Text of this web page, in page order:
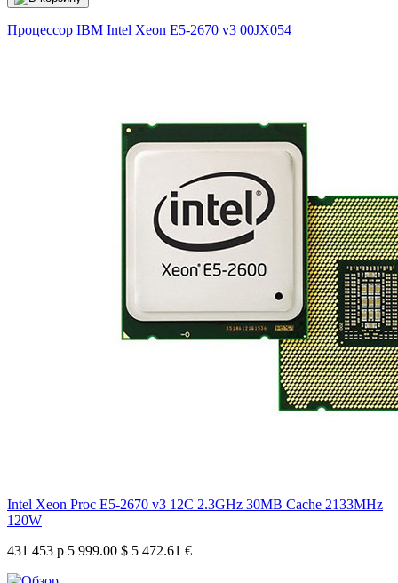
Процессор IBM Intel Xeon E5-2670 v3 00JX054
Intel Xeon Proc E5-2670 v3 12C 2.3GHz 30MB Cache 2133MHz
120W
431 453 р 5 999.00 $ 5 472.61 €